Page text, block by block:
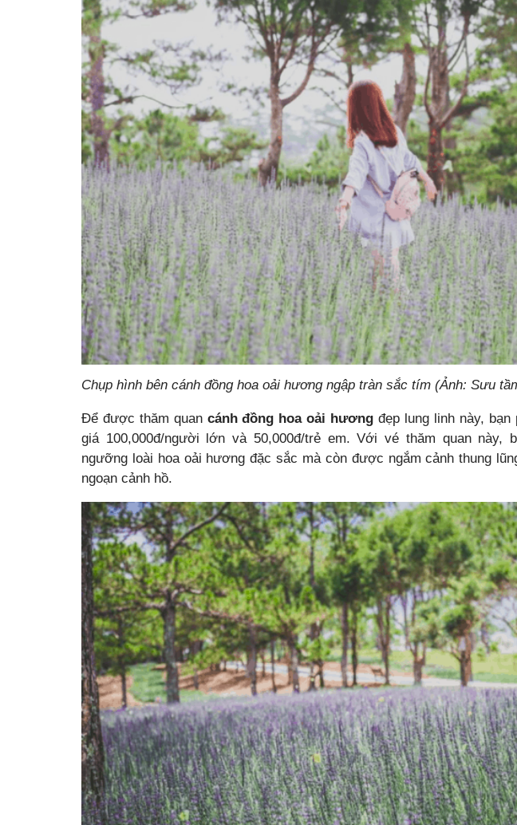
Chụp hình bên cánh đồng hoa oải hương ngập tràn sắc tím (Ảnh: Sưu
Để được thăm quan cánh đồng hoa oải hương đẹp lung linh này,
giá 100,000đ/người lớn và 50,000đ/trẻ em. Với vé thăm quan này,
ngưỡng loài hoa oải hương đặc sắc mà còn được ngắm cảnh thung
ngoạn cảnh hồ.